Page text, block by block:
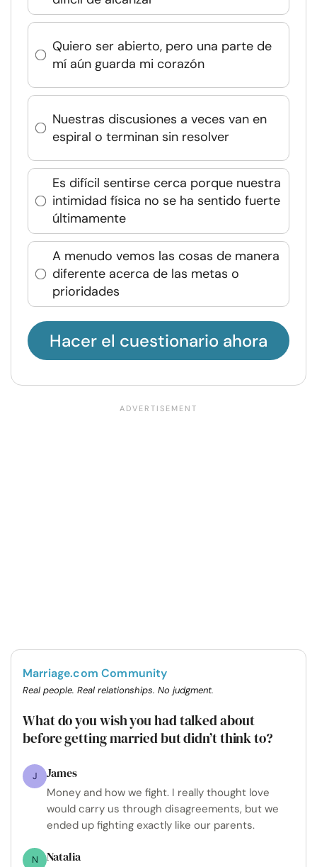
Quiero ser abierto, pero una parte de
mí aún guarda mi corazón
Nuestras discusiones a veces van en
espiral o terminan sin resolver
Es difícil sentirse cerca porque nuestra
intimidad física no se ha sentido fuerte
últimamente
A menudo vemos las cosas de manera
diferente acerca de las metas o
prioridades
Hacer el cuestionario ahora
Marriage.com Community
Real people. Real relationships. No judgment.
What do you wish you had talked about
before getting married but didn’t think to?
J James
Money and how we fight. I really thought love
would carry us through disagreements, but we
ended up fighting exactly like our parents.
N Natalia